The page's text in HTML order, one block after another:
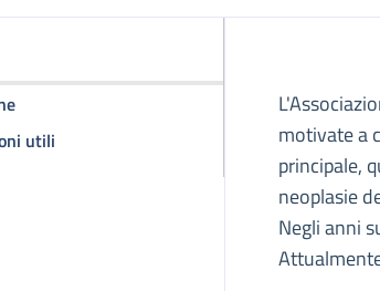
della pagina Fondazione ADMO Emilia Romagna
utili della pagina Fondazione ADMO Emilia
motivate a
principale,
neoplasie
Negli anni